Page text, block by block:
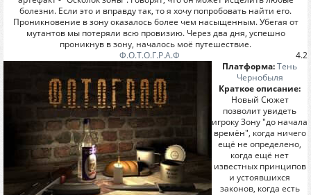
болезни. Если это и вправду так, то я хочу попробовать найти его.
Проникновение в зону оказалось более чем насыщенным. Убегая от
мутантов мы потеряли всю провизию. Через два дня, успешно
проникнув в зону, началось моё путешествие.
4.2
Ф.О.Т.О.Г.Р.А.Ф
Платформа:Тень
Чернобыля
Краткое описание:
Новый Сюжет
позволит увидеть
игроку Зону "до начала
времён", когда ничего
ещё не определено,
когда ещё нет
известных принципов
и устоявшихся
законов, когда есть